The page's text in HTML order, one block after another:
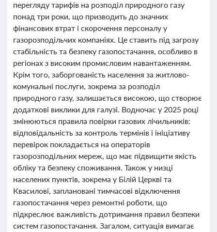
перегляду тарифів на розподіл природного газу
понад три роки, що призводить до значних
фінансових втрат і скорочення персоналу у
газорозподільчих компаніях. Це ставить під загрозу
стабільність та безпеку газопостачання, особливо в
регіонах з високим промисловим навантаженням.
Крім того, заборгованість населення за житлово-
комунальні послуги, зокрема за розподіл
природного газу, залишається високою, що створює
додаткові виклики для галузі. Водночас у 2025 році
змінюються правила повірки газових лічильників:
відповідальність за контроль термінів і ініціативу
перевірок покладається на операторів
газорозподільних мереж, що має підвищити якість
обліку та безпеку споживання. Також у низці
населених пунктів, зокрема у Білій Церкві та
Квасилові, заплановані тимчасові відключення
газопостачання через ремонтні роботи, що
підкреслює важливість дотримання правил безпеки
систем газопостачання. Загалом, ситуація вимагає